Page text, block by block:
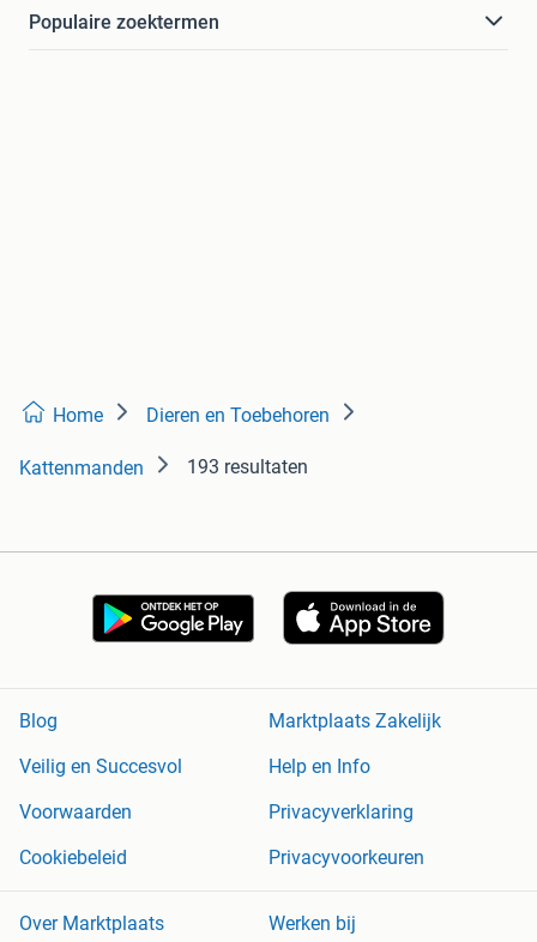
Populaire zoektermen
Home Dieren en Toebehoren
Kattenmanden 193 resultaten
Blog
Marktplaats Zakelijk
Veilig en Succesvol
Help en Info
Voorwaarden
Privacyverklaring
Cookiebeleid
Privacyvoorkeuren
Over Marktplaats Werken bij